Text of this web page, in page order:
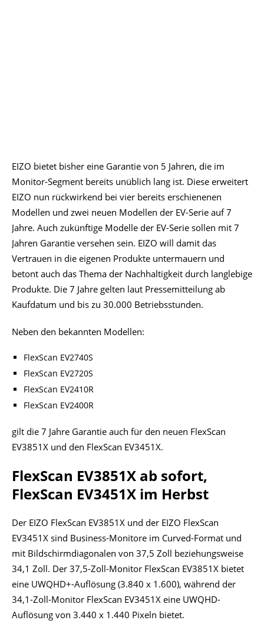
EIZO bietet bisher eine Garantie von 5 Jahren, die im
Monitor-Segment bereits unüblich lang ist. Diese erweitert
EIZO nun rückwirkend bei vier bereits erschienenen
Modellen und zwei neuen Modellen der EV-Serie auf 7
Jahre. Auch zukünftige Modelle der EV-Serie sollen mit 7
Jahren Garantie versehen sein. EIZO will damit das
Vertrauen in die eigenen Produkte untermauern und
betont auch das Thema der Nachhaltigkeit durch langlebige
Produkte. Die 7 Jahre gelten laut Pressemitteilung ab
Kaufdatum und bis zu 30.000 Betriebsstunden.
Neben den bekannten Modellen:
FlexScan EV2740S
FlexScan EV2720S
FlexScan EV2410R
FlexScan EV2400R
gilt die 7 Jahre Garantie auch für den neuen FlexScan
EV3851X und den FlexScan EV3451X.
FlexScan EV3851X ab sofort,
FlexScan EV3451X im Herbst
Der EIZO FlexScan EV3851X und der EIZO FlexScan
EV3451X sind Business-Monitore im Curved-Format und
mit Bildschirmdiagonalen von 37,5 Zoll beziehungsweise
34,1 Zoll. Der 37,5-Zoll-Monitor FlexScan EV3851X bietet
eine UWQHD+-Auflösung (3.840 x 1.600), während der
34,1-Zoll-Monitor FlexScan EV3451X eine UWQHD-
Auflösung von 3.440 x 1.440 Pixeln bietet.